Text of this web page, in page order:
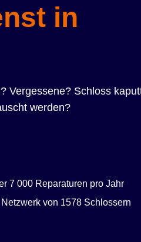
in
Vergessene? Schloss
werden?
7 000 Reparaturen pro Jahr
Netzwerk von 1578 Schlossern